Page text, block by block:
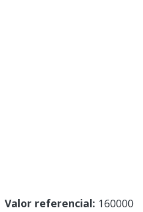
Valor referencial: 160000